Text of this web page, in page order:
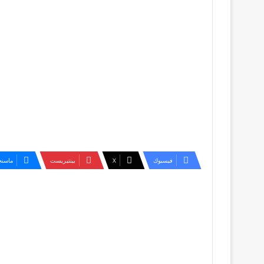
فيسبوك ‫X بينتيريست